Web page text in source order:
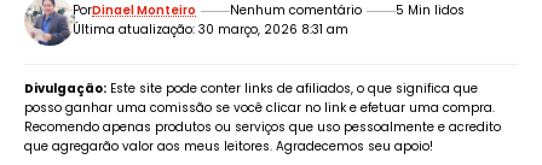
Última atualização: 30 março, 2026 8:31 am
PorDinael Monteiro Nenhum comentário 5 Min lidos
Divulgação: Este site pode conter links de afiliados, o que significa que
posso ganhar uma comissão se você clicar no link e efetuar uma compra.
Recomendo apenas produtos ou serviços que uso pessoalmente e acredito
que agregarão valor aos meus leitores. Agradecemos seu apoio!